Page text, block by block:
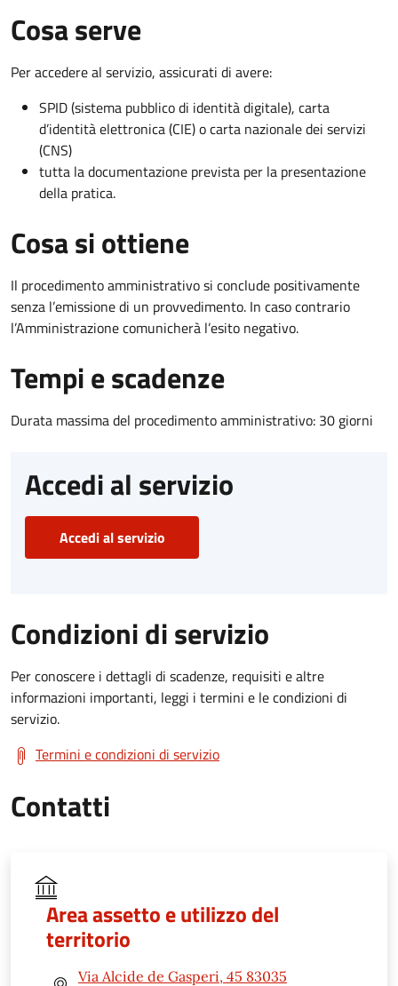
Cosa serve
Per accedere al servizio, assicurati di avere:
SPID (sistema pubblico di identità digitale), carta
d’identità elettronica (CIE) o carta nazionale dei servizi
(CNS)
tutta la documentazione prevista per la presentazione
della pratica.
Cosa si ottiene
Il procedimento amministrativo si conclude positivamente
senza l’emissione di un provvedimento. In caso contrario
l’Amministrazione comunicherà l’esito negativo.
Tempi e scadenze
Durata massima del procedimento amministrativo: 30 giorni
Accedi al servizio
Accedi al servizio
Condizioni di servizio
Per conoscere i dettagli di scadenze, requisiti e altre
informazioni importanti, leggi i termini e le condizioni di
servizio.
Termini e condizioni di servizio
Contatti
Area assetto e utilizzo del
territorio
Via Alcide de Gasperi, 45 83035